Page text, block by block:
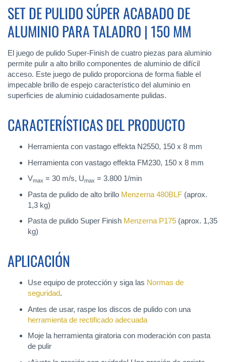
SET DE PULIDO SÚPER ACABADO DE
ALUMINIO PARA TALADRO | 150 MM
El juego de pulido Super-Finish de cuatro piezas para aluminio
permite pulir a alto brillo componentes de aluminio de difícil
acceso. Este juego de pulido proporciona de forma fiable el
impecable brillo de espejo característico del aluminio en
superficies de aluminio cuidadosamente pulidas.
CARACTERÍSTICAS DEL PRODUCTO
Herramienta con vastago effekta N2550, 150 x 8 mm
Herramienta con vastago effekta FM230, 150 x 8 mm
Vmax = 30 m/s, Umax = 3.800 1/min
Pasta de pulido de alto brillo Menzerna 480BLF (aprox.
1,3 kg)
Pasta de pulido Super Finish Menzerna P175 (aprox. 1,35
kg)
APLICACIÓN
Use equipo de protección y siga las Normas de
seguridad.
Antes de usar, raspe los discos de pulido con una
herramienta de rectificado adecuada
Moje la herramienta giratoria con moderación con pasta
de pulir